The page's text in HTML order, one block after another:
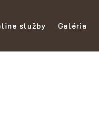
služby Galéria